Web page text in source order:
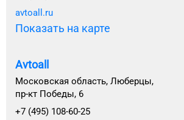
avtoall.ru
Показать на карте
Avtoall
Московская область, Люберцы,
пр-кт Победы, 6
+7 (495) 108-60-25